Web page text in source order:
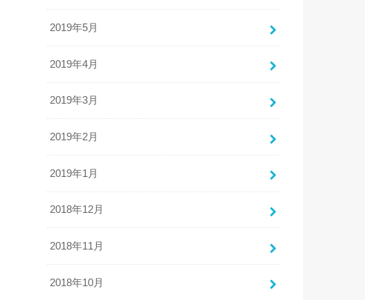
2019年5月
2019年4月
2019年3月
2019年2月
2019年1月
2018年12月
2018年11月
2018年10月